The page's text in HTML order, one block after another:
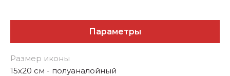
Параметры
Размер иконы
15х20 см - полуаналойный